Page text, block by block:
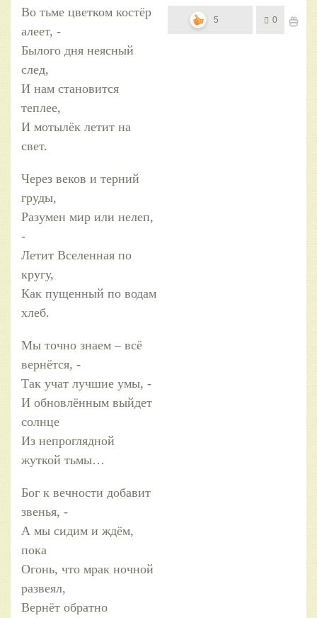
Во тьме цветком костёр
алеет, -
Былого дня неясный
след,
И нам становится
теплее,
И мотылёк летит на
свет.
Через веков и терний
груды,
Разумен мир или нелеп,
-
Летит Вселенная по
кругу,
Как пущенный по водам
хлеб.
Мы точно знаем – всё
вернётся, -
Так учат лучшие умы, -
И обновлённым выйдет
солнце
Из непроглядной
жуткой тьмы…
Бог к вечности добавит
звенья, -
А мы сидим и ждём,
пока
Огонь, что мрак ночной
развеял,
Вернёт обратно
5 0